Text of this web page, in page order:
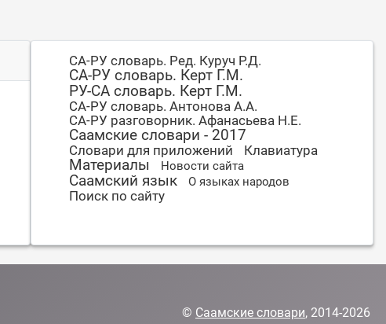
СА-РУ словарь. Ред. Куруч Р.Д.
СА-РУ словарь. Керт Г.М.
РУ-СА словарь. Керт Г.М.
СА-РУ словарь. Антонова А.А.
СА-РУ разговорник. Афанасьева Н.Е.
Саамские словари - 2017
Словари для приложений Клавиатура
Материалы Новости сайта
Саамский язык О языках народов
Поиск по сайту
© Саамские словари, 2014-2026